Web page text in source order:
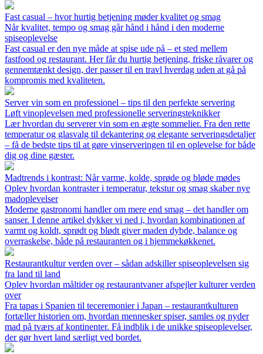
Fast casual – hvor hurtig betjening møder kvalitet og smag
Når kvalitet, tempo og smag går hånd i hånd i den moderne
spiseoplevelse
Fast casual er den nye måde at spise ude på – et sted mellem
fastfood og restaurant. Her får du hurtig betjening, friske råvarer og
gennemtænkt design, der passer til en travl hverdag uden at gå på
kompromis med kvaliteten.
Server vin som en professionel – tips til den perfekte servering
Løft vinoplevelsen med professionelle serveringsteknikker
Lær hvordan du serverer vin som en ægte sommelier. Fra den rette
temperatur og glasvalg til dekantering og elegante serveringsdetaljer
– få de bedste tips til at gøre vinserveringen til en oplevelse for både
dig og dine gæster.
Madtrends i kontrast: Når varme, kolde, sprøde og bløde mødes
Oplev hvordan kontraster i temperatur, tekstur og smag skaber nye
madoplevelser
Moderne gastronomi handler om mere end smag – det handler om
sanser. I denne artikel dykker vi ned i, hvordan kombinationen af
varmt og koldt, sprødt og blødt giver maden dybde, balance og
overraskelse, både på restauranten og i hjemmekøkkenet.
Restaurantkultur verden over – sådan adskiller spiseoplevelsen sig
fra land til land
Oplev hvordan måltider og restaurantvaner afspejler kulturer verden
over
Fra tapas i Spanien til teceremonier i Japan – restaurantkulturen
fortæller historien om, hvordan mennesker spiser, samles og nyder
mad på tværs af kontinenter. Få indblik i de unikke spiseoplevelser,
der gør hvert land særligt ved bordet.